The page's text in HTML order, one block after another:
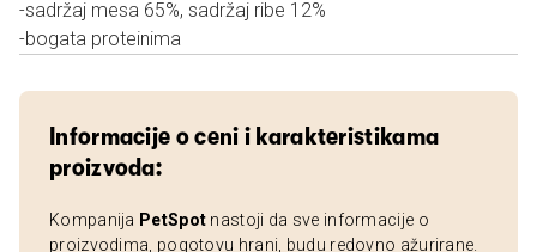
-sadržaj mesa 65%, sadržaj ribe 12%
-bogata proteinima
Informacije o ceni i karakteristikama
proizvoda:
Kompanija PetSpot nastoji da sve informacije o
proizvodima, pogotovu hrani, budu redovno ažurirane.